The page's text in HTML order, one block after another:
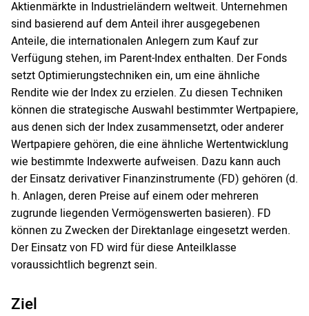
Aktienmärkte in Industrieländern weltweit. Unternehmen
sind basierend auf dem Anteil ihrer ausgegebenen
Anteile, die internationalen Anlegern zum Kauf zur
Verfügung stehen, im Parent-Index enthalten. Der Fonds
setzt Optimierungstechniken ein, um eine ähnliche
Rendite wie der Index zu erzielen. Zu diesen Techniken
können die strategische Auswahl bestimmter Wertpapiere,
aus denen sich der Index zusammensetzt, oder anderer
Wertpapiere gehören, die eine ähnliche Wertentwicklung
wie bestimmte Indexwerte aufweisen. Dazu kann auch
der Einsatz derivativer Finanzinstrumente (FD) gehören (d.
h. Anlagen, deren Preise auf einem oder mehreren
zugrunde liegenden Vermögenswerten basieren). FD
können zu Zwecken der Direktanlage eingesetzt werden.
Der Einsatz von FD wird für diese Anteilklasse
voraussichtlich begrenzt sein.
Ziel